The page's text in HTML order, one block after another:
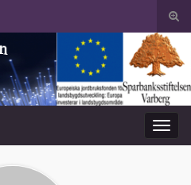
Slå
på/
Slå
på/av